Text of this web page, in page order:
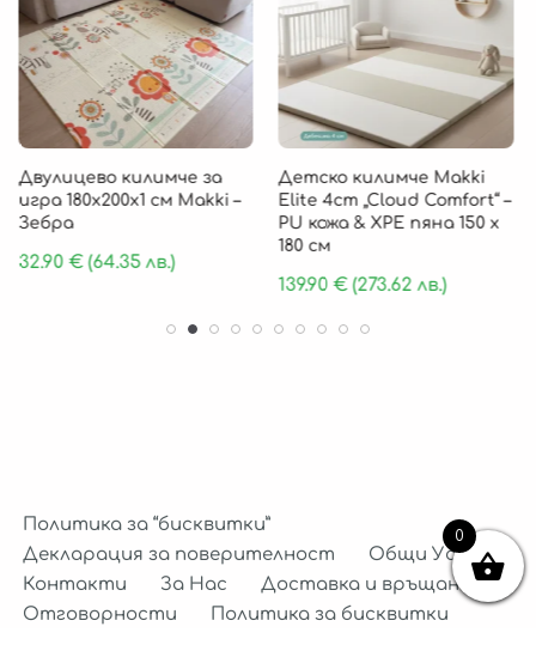
Двулицево килимче за
игра 180х200х1 см Makki –
Зебра
32.90 €(64.35 лв.)
Детско килимче Makki
Elite 4cm „Cloud Comfort“ –
PU кожа & XPE пяна 150 х
180 см
139.90€(273.62 лв.)
Политика за “бисквитки”
Декларация за поверителност
Общи Условия
Контакти
За Нас
Доставка и връщане
Отговорности
Политика за бисквитки
0